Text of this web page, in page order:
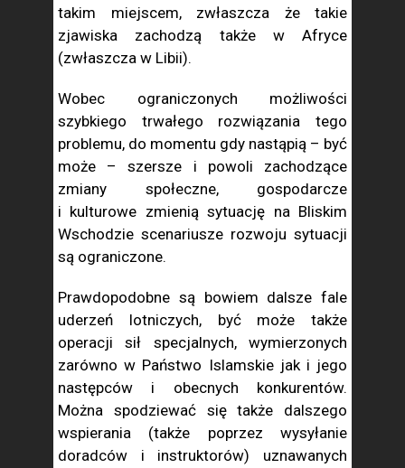
takim miejscem, zwłaszcza że takie
zjawiska zachodzą także w Afryce
(zwłaszcza w Libii).
Wobec ograniczonych możliwości
szybkiego trwałego rozwiązania tego
problemu, do momentu gdy nastąpią – być
może – szersze i powoli zachodzące
zmiany społeczne, gospodarcze
i kulturowe zmienią sytuację na Bliskim
Wschodzie scenariusze rozwoju sytuacji
są ograniczone.
Prawdopodobne są bowiem dalsze fale
uderzeń lotniczych, być może także
operacji sił specjalnych, wymierzonych
zarówno w Państwo Islamskie jak i jego
następców i obecnych konkurentów.
Można spodziewać się także dalszego
wspierania (także poprzez wysyłanie
doradców i instruktorów) uznawanych